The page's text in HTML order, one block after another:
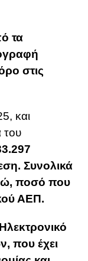
τα
στις
και
του
Συνολικά
ποσό που
ΑΕΠ.
που έχει